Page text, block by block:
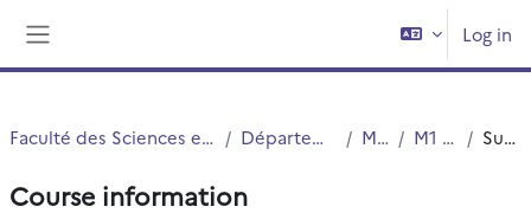
Log in
Faculté des Sciences et Technologies (FST) Département Chimie Master M1 Chimie Summary
Course information